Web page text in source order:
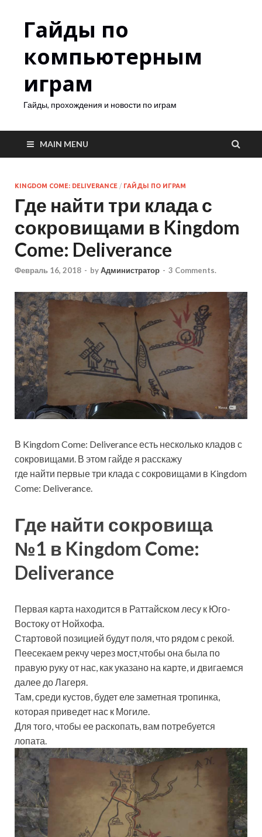
Гайды по
компьютерным
играм
Гайды, прохождения и новости по играм
MAIN MENU
KINGDOM COME: DELIVERANCE / ГАЙДЫ ПО ИГРАМ
Где найти три клада с
сокровищами в Kingdom
Come: Deliverance
Февраль 16, 2018 - byАдминистратор - 3 Comments.
В Kingdom Come: Deliverance есть несколько кладов с
сокровищами. В этом гайде я расскажу
где найти первые три клада с сокровищами в Kingdom
Come: Deliverance.
Где найти сокровища
№1 в Kingdom Come:
Deliverance
Первая карта находится в Раттайском лесу к Юго-
Востоку от Нойхофа.
Стартовой позицией будут поля, что рядом с рекой.
Пеесекаем рекчу через мост,чтобы она была по
правую руку от нас, как указано на карте, и двигаемся
далее до Лагеря.
Там, среди кустов, будет еле заметная тропинка,
которая приведет нас к Могиле.
Для того, чтобы ее раскопать, вам потребуется
лопата.